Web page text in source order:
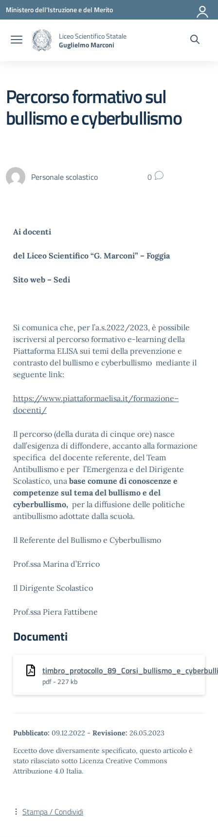
Vai ai contenuti
Vai al menu di navigazione
Vai al footer
Ministero dell'Istruzione e del Merito
Liceo Scientifico Statale
Guglielmo Marconi
Percorso formativo sul
bullismo e cyberbullismo
Personale scolastico 0
Ai docenti
del Liceo Scientifico “G. Marconi” – Foggia
Sito web – Sedi
Si comunica che, per l’a.s.2022/2023, è possibile
iscriversi al percorso formativo e-learning della
Piattaforma ELISA sui temi della prevenzione e
contrasto del bullismo e cyberbullismo mediante il
seguente link:
https://www.piattaformaelisa.it/formazione–
docenti/
Il percorso (della durata di cinque ore) nasce
dall’esigenza di diffondere, accanto alla formazione
specifica del docente referente, del Team
Antibullismo e per l’Emergenza e del Dirigente
Scolastico, una base comune di conoscenze e
competenze sul tema del bullismo e del
cyberbullismo, per la diffusione delle politiche
antibullismo adottate dalla scuola.
Il Referente del Bullismo e Cyberbullismo
Prof.ssa Marina d’Errico
Il Dirigente Scolastico
Prof.ssa Piera Fattibene
Documenti
pdf - 227 kb
Pubblicato: 09.12.2022 - Revisione: 26.05.2023
Eccetto dove diversamente specificato, questo articolo è
stato rilasciato sotto Licenza Creative Commons
Attribuzione 4.0 Italia.
Stampa / Condividi